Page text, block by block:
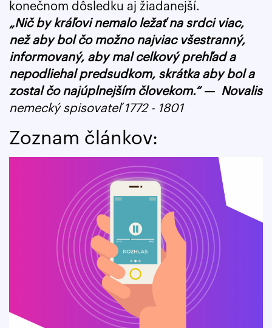
konečnom dôsledku aj žiadanejší.
„Nič by kráľovi nemalo ležať na srdci viac,
než aby bol čo možno najviac všestranný,
informovaný, aby mal celkový prehľad a
nepodliehal predsudkom, skrátka aby bol a
zostal čo najúplnejším človekom.“ — Novalis
nemecký spisovateľ 1772 - 1801
Zoznam článkov: